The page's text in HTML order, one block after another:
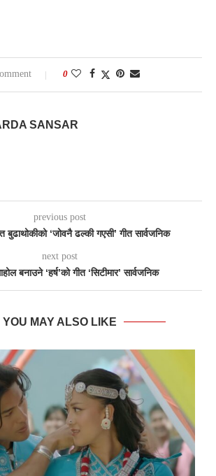
0
SANSAR
previous post
बुढाथोकीको ‘जोवनै ढल्की गएसी’ गीत सार्वजनिक
next post
बनाउने ‘हर्ष’को गीत ‘सिटीमार’ सार्वजनिक
YOU MAY ALSO LIKE